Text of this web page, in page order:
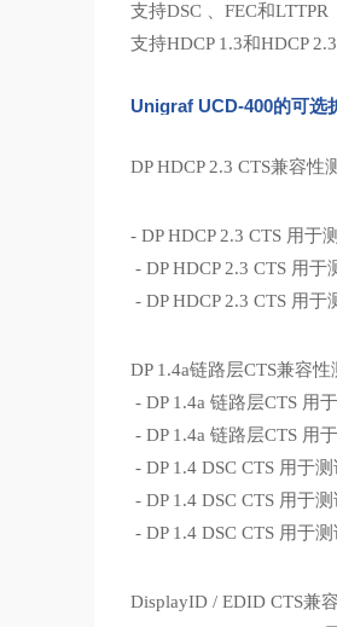
支持DSC 、FEC和LTTPR
支持HDCP 1.3和HDCP 2.3
Unigraf UCD-400的可选
DP HDCP 2.3 CTS兼容性
- DP HDCP 2.3 CTS 用于
- DP HDCP 2.3 CTS 用
- DP HDCP 2.3 CTS 用
DP 1.4a链路层CTS兼容性
- DP 1.4a 链路层CTS 用
- DP 1.4a 链路层CTS 用
- DP 1.4 DSC CTS 用于
- DP 1.4 DSC CTS 用于
- DP 1.4 DSC CTS 用于
DisplayID / EDID CTS兼